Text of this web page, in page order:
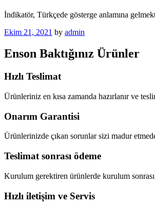
İndikatör, Türkçede gösterge anlamına
Ekim 21, 2021 by admin
Enson Baktığınız Ürünler
Hızlı Teslimat
Ürünleriniz en kısa zamanda hazırlanır ve
Onarım Garantisi
Ürünlerinizde çıkan sorunlar sizi madur
Teslimat sonrası ödeme
Kurulum gerektiren ürünlerde kurulum
Hızlı iletişim ve Servis